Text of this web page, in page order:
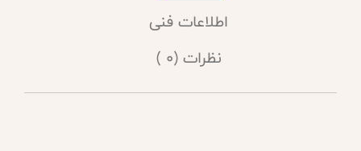
اطلاعات فنی
نظرات (0 )